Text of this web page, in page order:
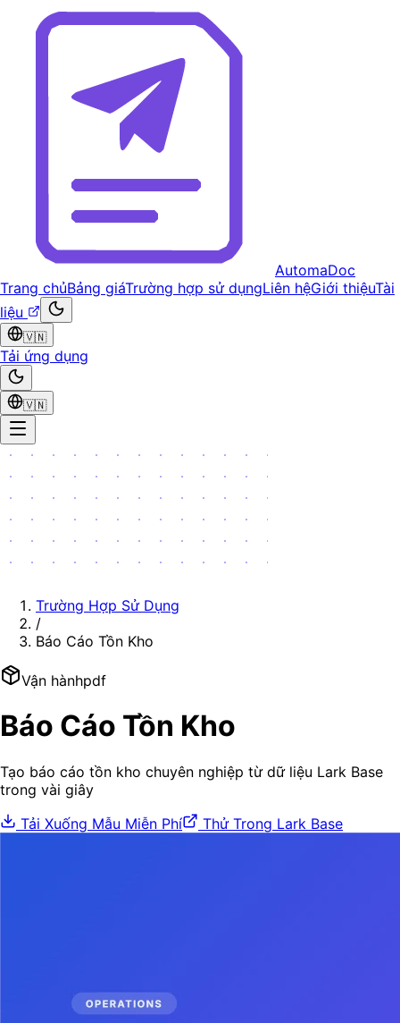
AutomaDoc
Trang chủBảng giáTrường hợp sử dụngLiên hệGiới thiệuTài
liệu
🇻🇳
Tải ứng dụng
🇻🇳
Trường Hợp Sử Dụng
/
Báo Cáo Tồn Kho
Vận hànhpdf
Báo Cáo Tồn Kho
Tạo báo cáo tồn kho chuyên nghiệp từ dữ liệu Lark Base
trong vài giây
Tải Xuống Mẫu Miễn Phí
Thử Trong Lark Base